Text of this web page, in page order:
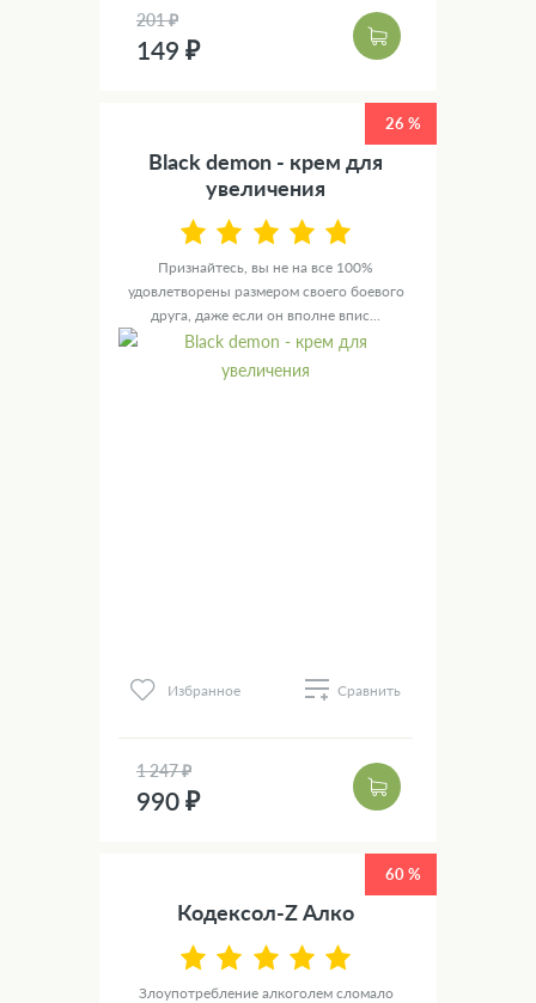
201 ₽
149 ₽
26 %
Black demon - крем для
увеличения
Признайтесь, вы не на все 100%
удовлетворены размером своего боевого
друга, даже если он вполне впис...
Избранное Сравнить
1 247 ₽
990 ₽
60 %
Кодексол-Z Алко
Злоупотребление алкоголем сломало